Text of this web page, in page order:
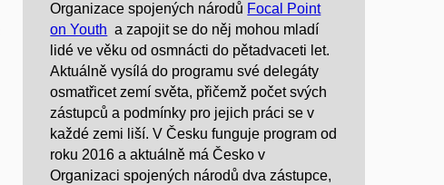
Organizace spojených národů Focal Point
on Youth a zapojit se do něj mohou mladí
lidé ve věku od osmnácti do pětadvaceti let.
Aktuálně vysílá do programu své delegáty
osmatřicet zemí světa, přičemž počet svých
zástupců a podmínky pro jejich práci se v
každé zemi liší. V Česku funguje program od
roku 2016 a aktuálně má Česko v
Organizaci spojených národů dva zástupce,